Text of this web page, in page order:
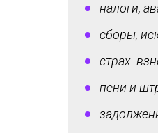
налоги,
сборы,
страх.
пени и